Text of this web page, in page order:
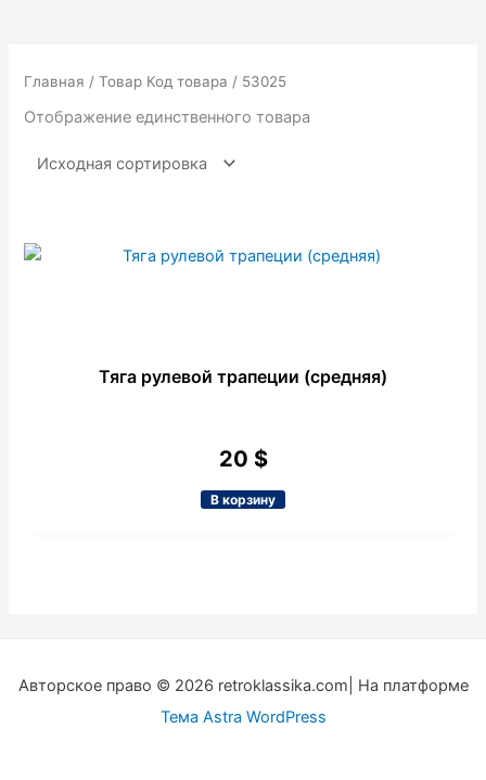
Главная / Товар Код товара / 53025
Отображение единственного товара
Тяга рулевой трапеции (средняя)
20 $
В корзину
Авторское право © 2026 retroklassika.com| На платформе
Тема Astra WordPress